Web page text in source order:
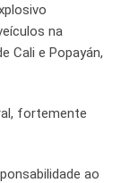
na
Cali e Popayán,
fortemente
ao